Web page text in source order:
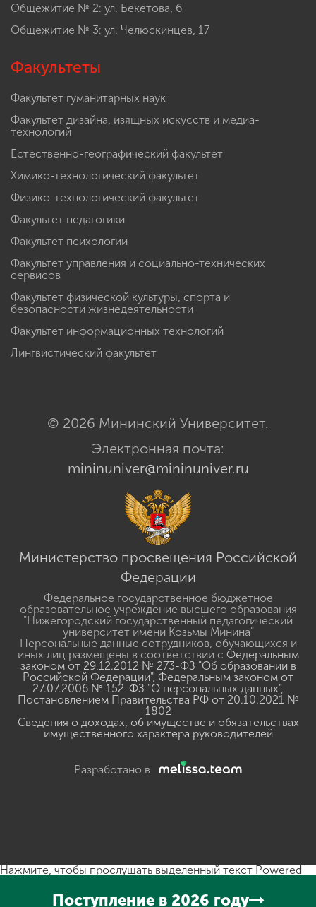
Общежитие № 2: ул. Бекетова, 6
Общежитие № 3: ул. Челюскинцев, 17
Факультеты
Факультет гуманитарных наук
Факультет дизайна, изящных искусств и медиа-
технологий
Естественно-географический факультет
Химико-технологический факультет
Физико-технологический факультет
Факультет педагогики
Факультет психологии
Факультет управления и социально-технических
сервисов
Факультет физической культуры, спорта и
безопасности жизнедеятельности
Факультет информационных технологий
Лингвистический факультет
© 2026 Мининский Университет.
Электронная почта:
mininuniver@mininuniver.ru
Министерство просвещения Российской
Федерации
Федеральное государственное бюджетное
образовательное учреждение высшего образования
"Нижегородский государственный педагогический
университет имени Козьмы Минина"
Персональные данные сотрудников, обучающихся и
иных лиц размещены в соответствии с Федеральным
законом от 29.12.2012 № 273-ФЗ "Об образовании в
Российской Федерации", Федеральным законом от
27.07.2006 № 152-ФЗ "О персональных данных",
Постановлением Правительства РФ от 20.10.2021 №
1802
Сведения о доходах, об имуществе и обязательствах
имущественного характера руководителей
Разработано в
Поступление в 2026 году
Нажмите, чтобы прослушать выделенный текст Powered